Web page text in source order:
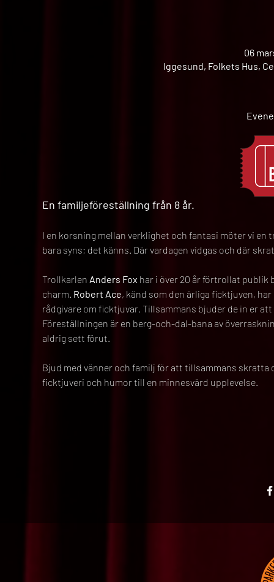
06
Iggesund, Folkets Hus,
En familjeföreställning från 8 år.
I en korsning mellan verklighet och fantasi möter vi
bara syns; det känns. Där vardagen vidgas och där
Trollkarlen Anders Fox har i över 20 år förtrollat publik
charm. Robert Ace, känd som den ärliga ficktjuven,
rådgivare om ficktjuvar. Tillsammans bjuder de in er
Föreställningen är en berg-och-dal-bana av
aldrig sett förut.
Bjud med vänner och familj för att tillsammans
ficktjuveri och humor till en minnesvärd upplevelse.